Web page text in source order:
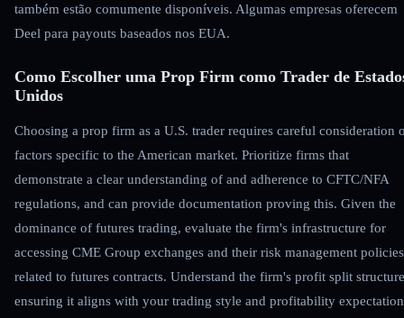
também estão comumente disponíveis. Algumas empresas oferecem
Deel para payouts baseados nos EUA.
Como Escolher uma Prop Firm como Trader de
Unidos
Choosing a prop firm as a U.S. trader requires careful consideration
factors specific to the American market. Prioritize firms that
demonstrate a clear understanding of and adherence to CFTC/NFA
regulations, and can provide documentation proving this. Given the
dominance of futures trading, evaluate the firm's infrastructure for
accessing CME Group exchanges and their risk management policies
related to futures contracts. Understand the firm's profit split
ensuring it aligns with your trading style and profitability